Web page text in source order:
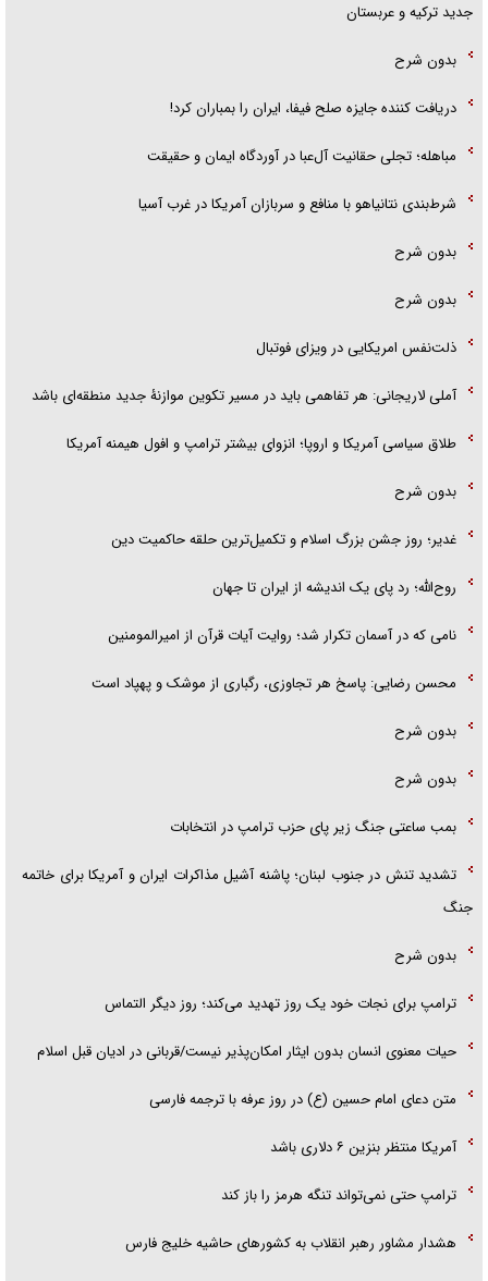
جدید ترکیه و عربستان
بدون شرح
دریافت کننده جایزه صلح فیفا، ایران را بمباران کرد!
مباهله؛ تجلی حقانیت آل‌عبا در آوردگاه ایمان و حقیقت
شرط‌بندی نتانیاهو با منافع و سربازان آمریکا در غرب آسیا
بدون شرح
بدون شرح
ذلت‌نفس امریکایی در ویزای فوتبال
آملی لاریجانی: هر تفاهمی باید در مسیر تکوین موازنۀ جدید منطقه‌ای باشد
طلاق سیاسی آمریکا و اروپا؛ انزوای بیشتر ترامپ و افول هیمنه آمریکا
بدون شرح
غدیر؛ روز جشن بزرگ اسلام و تکمیل‌ترین حلقه حاکمیت دین
روح‌الله؛ رد پای یک اندیشه از ایران تا جهان
نامی که در آسمان تکرار شد؛ روایت آیات قرآن از امیرالمومنین
محسن رضایی: پاسخ هر تجاوزی، رگباری از موشک و پهپاد است
بدون شرح
بدون شرح
بمب ساعتی جنگ زیر پای حزب ترام‍پ در انتخابات
تشدید تنش در جنوب لبنان؛ پاشنه آشیل مذاکرات ایران و آمریکا برای خاتمه
جنگ
بدون شرح
ترامپ برای نجات خود یک روز تهدید می‌کند؛ روز دیگر التماس
حیات معنوی انسان بدون ایثار امکان‌پذیر نیست/قربانی در ادیان قبل اسلام
متن دعای امام حسین (ع) در روز عرفه با ترجمه فارسی
آمریکا منتظر بنزین ۶ دلاری باشد
ترامپ حتی نمی‌تواند تنگه هرمز را باز کند
هشدار مشاور رهبر انقلاب به کشور‌های حاشیه خلیج فارس